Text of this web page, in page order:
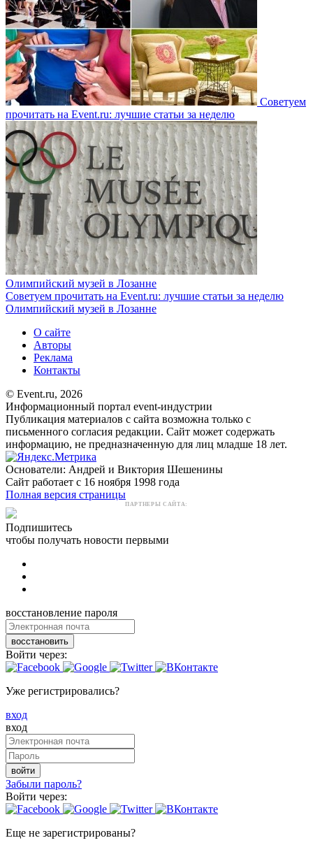
Советуем
прочитать на Event.ru: лучшие статьи за неделю
Олимпийский музей в Лозанне
Советуем прочитать на Event.ru: лучшие статьи за неделю
Олимпийский музей в Лозанне
О сайте
Авторы
Реклама
Контакты
© Event.ru, 2026
Информационный портал event-индустрии
Публикация материалов с сайта возможна только с
письменного согласия редакции. Сайт может содержать
информацию, не предназначенную для лиц младше 18 лет.
Основатели: Андрей и Виктория Шешенины
Сайт работает с 16 ноября 1998 года
Полная версия страницы
ПАРТНЕРЫ САЙТА:
Подпишитесь
чтобы получать новости первыми
восстановление пароля
восстановить
Войти через:
Уже регистрировались?
вход
вход
войти
Забыли пароль?
Войти через:
Еще не зарегистрированы?